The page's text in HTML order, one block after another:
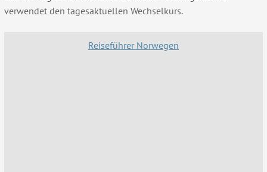
verwendet den tagesaktuellen Wechselkurs.
Reiseführer Norwegen